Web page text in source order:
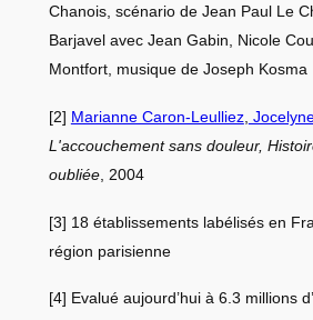
Chanois, scénario de Jean Paul Le
Barjavel avec Jean Gabin, Nicole
Montfort, musique de Joseph Kosma
[2] Marianne Caron-Leulliez,
L'accouchement sans douleur,
oubliée, 2004
[3] 18 établissements labélisés en
région parisienne
[4] Evalué aujourd’hui à 6.3 millions